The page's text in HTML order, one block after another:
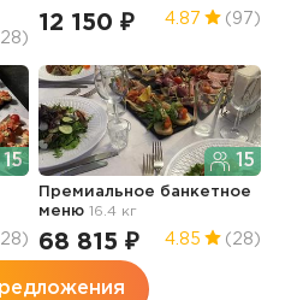
12 150 ₽ 4.87 (97)
15
Премиальное банкетное
меню 16.4 кг
68 815 ₽ 4.85 (28)